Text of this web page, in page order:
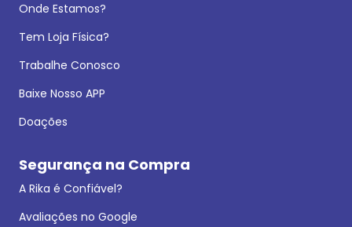
Onde Estamos?
Tem Loja Física?
Trabalhe Conosco
Baixe Nosso APP
Doações
Segurança na Compra
A Rika é Confiável?
Avaliações no Google